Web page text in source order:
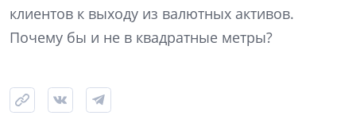
клиентов к выходу из валютных активов.
Почему бы и не в квадратные метры?